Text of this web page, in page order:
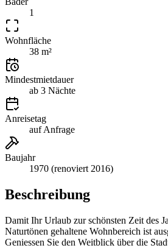
1
Wohnfläche
38 m²
Mindestmietdauer
ab 3 Nächte
Anreisetag
auf Anfrage
Baujahr
1970 (renoviert 2016)
Beschreibung
Damit Ihr Urlaub zur schönsten Zeit des
Naturtönen gehaltene Wohnbereich ist
Geniessen Sie den Weitblick über die